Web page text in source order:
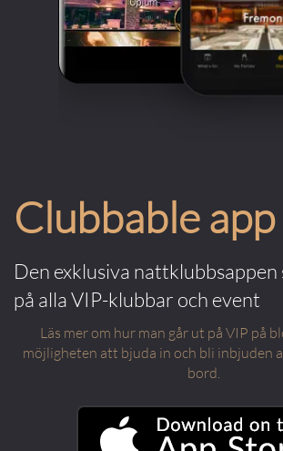
Clubbable app
Den exklusiva nattklubbsappen
på alla VIP-klubbar och event
Läs mer om hur man går ut på VIP på
möjligheten att bjuda in och bli inbjuden
bord.